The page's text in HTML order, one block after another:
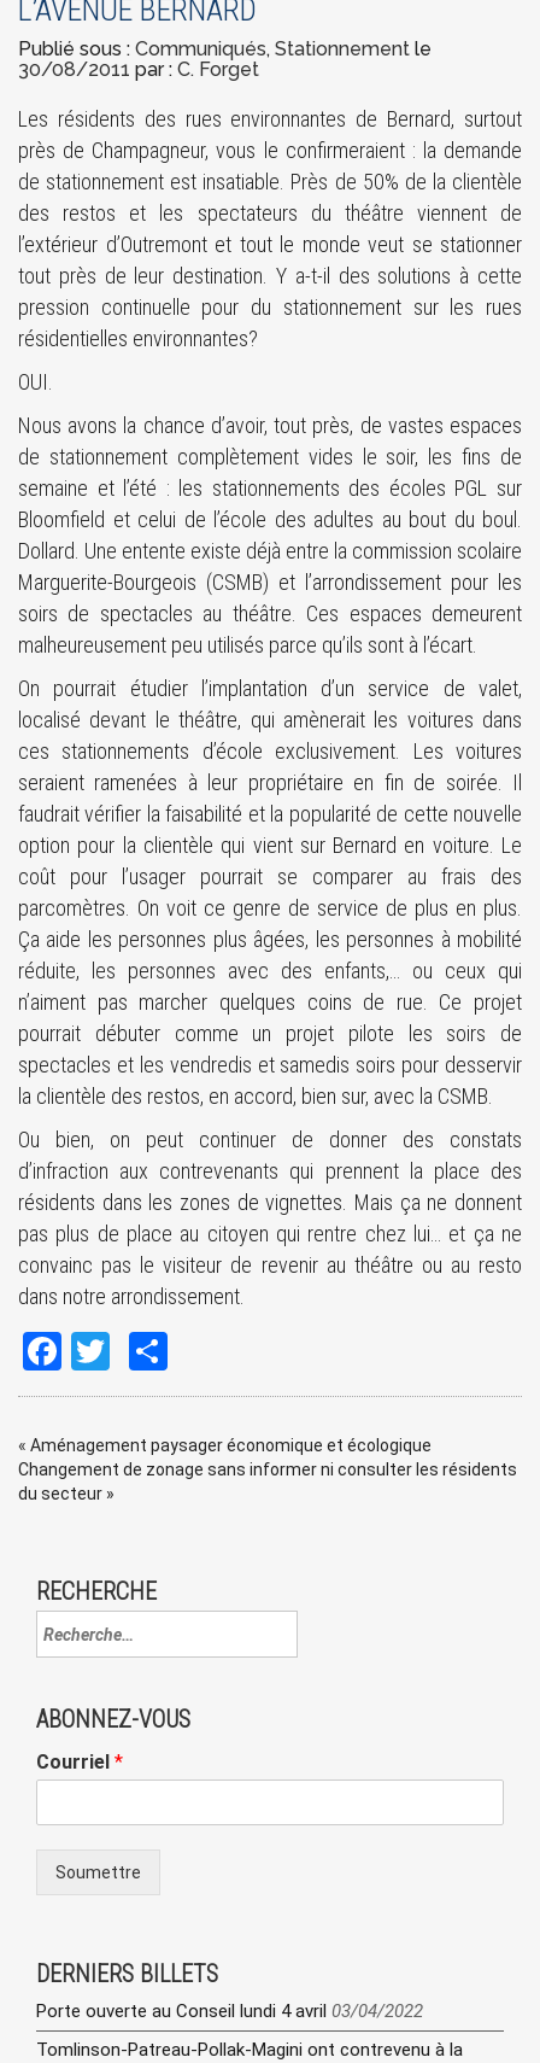
L’AVENUE BERNARD
Publié sous : Communiqués, Stationnement le
30/08/2011 par : C. Forget
Les résidents des rues environnantes de Bernard, surtout
près de Champagneur, vous le confirmeraient : la demande
de stationnement est insatiable. Près de 50% de la clientèle
des restos et les spectateurs du théâtre viennent de
l’extérieur d’Outremont et tout le monde veut se stationner
tout près de leur destination. Y a-t-il des solutions à cette
pression continuelle pour du stationnement sur les rues
résidentielles environnantes?
OUI.
Nous avons la chance d’avoir, tout près, de vastes espaces
de stationnement complètement vides le soir, les fins de
semaine et l’été : les stationnements des écoles PGL sur
Bloomfield et celui de l’école des adultes au bout du boul.
Dollard. Une entente existe déjà entre la commission scolaire
Marguerite-Bourgeois (CSMB) et l’arrondissement pour les
soirs de spectacles au théâtre. Ces espaces demeurent
malheureusement peu utilisés parce qu’ils sont à l’écart.
On pourrait étudier l’implantation d’un service de valet,
localisé devant le théâtre, qui amènerait les voitures dans
ces stationnements d’école exclusivement. Les voitures
seraient ramenées à leur propriétaire en fin de soirée. Il
faudrait vérifier la faisabilité et la popularité de cette nouvelle
option pour la clientèle qui vient sur Bernard en voiture. Le
coût pour l’usager pourrait se comparer au frais des
parcomètres. On voit ce genre de service de plus en plus.
Ça aide les personnes plus âgées, les personnes à mobilité
réduite, les personnes avec des enfants,… ou ceux qui
n’aiment pas marcher quelques coins de rue. Ce projet
pourrait débuter comme un projet pilote les soirs de
spectacles et les vendredis et samedis soirs pour desservir
la clientèle des restos, en accord, bien sur, avec la CSMB.
Ou bien, on peut continuer de donner des constats
d’infraction aux contrevenants qui prennent la place des
résidents dans les zones de vignettes. Mais ça ne donnent
pas plus de place au citoyen qui rentre chez lui… et ça ne
convainc pas le visiteur de revenir au théâtre ou au resto
dans notre arrondissement.
FacebookTwitter
« Aménagement paysager économique et écologique
Changement de zonage sans informer ni consulter les résidents
du secteur »
RECHERCHE
ABONNEZ-VOUS
Courriel *
Soumettre
DERNIERS BILLETS
Porte ouverte au Conseil lundi 4 avril 03/04/2022
Tomlinson-Patreau-Pollak-Magini ont contrevenu à la